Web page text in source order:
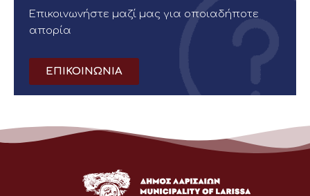
Επικοινωνήστε μαζί μας για οποιαδήποτε
απορία
ΕΠΙΚΟΙΝΩΝΙΑ